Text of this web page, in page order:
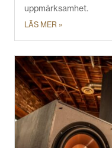
uppmärksamhet.
LÄS MER »